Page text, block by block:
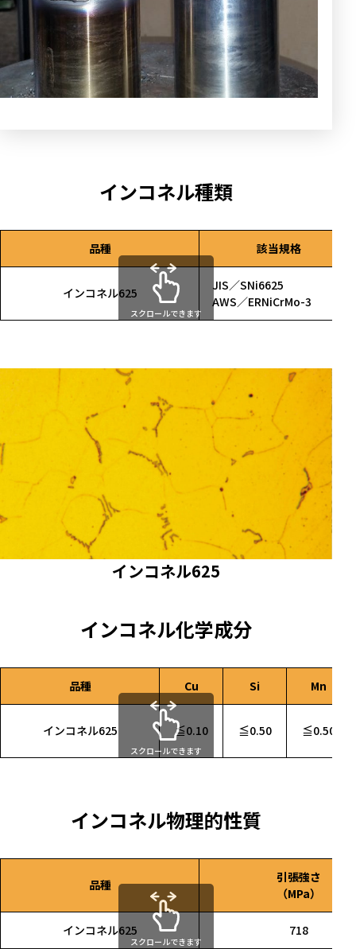
インコネル種類
品種 該当規格
インコネル625
JIS／SNi6625
AWS／ERNiCrMo-3
スクロールできます
インコネル625
インコネル化学成分
品種 Cu Si Mn
インコネル625 ≦0.10 ≦0.50 ≦0.50
スクロールできます
インコネル物理的性質
品種
引張強さ
（MPa）
インコネル625 718
スクロールできます